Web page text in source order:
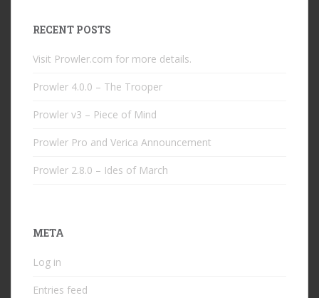
RECENT POSTS
Visit Prowler.com for more details.
Prowler 4.0.0 – The Trooper
Prowler v3 – Piece of Mind
Prowler Pro and Verica Announcement
Prowler 2.8.0 – Ides of March
META
Log in
Entries feed